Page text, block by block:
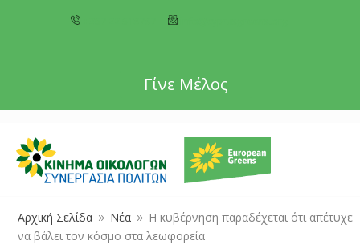
Γίνε Μέλος
Αρχική Σελίδα 9 Νέα 9
Η κυβέρνηση παραδέχεται ότι απέτυχε
να βάλει τον κόσμο στα λεωφορεία